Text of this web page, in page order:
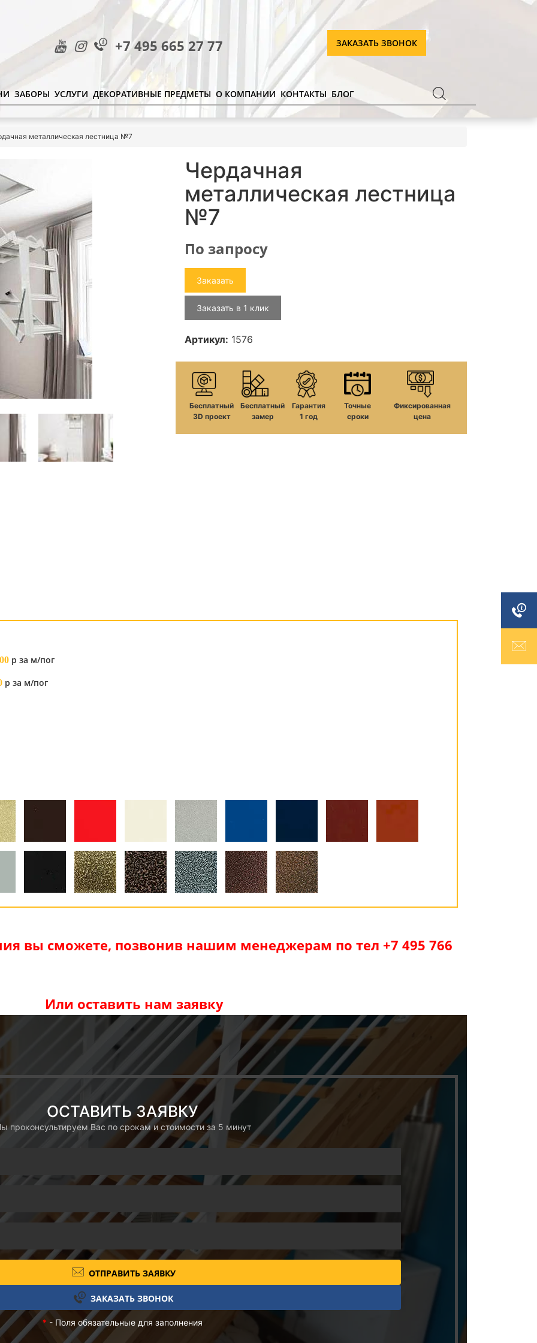
+7 495 665 27 77 ЗАКАЗАТЬ ЗВОНОК
ЗАБОРЫ УСЛУГИ ДЕКОРАТИВНЫЕ ПРЕДМЕТЫ О КОМПАНИИ КОНТАКТЫ БЛОГ
металлическая лестница №7
Чердачная
металлическая лестница
№7
По запросу
Заказать
Заказать в 1 клик
Артикул: 1576
Бесплатный
3D проект
Бесплатный
замер
Гарантия
1 год
Точные
сроки
Фиксированная
цена
р за м/пог
р за м/пог
вы сможете, позвонив нашим менеджерам по тел +7 495 766
Или оставить нам заявку
ОСТАВИТЬ ЗАЯВКУ
проконсультируем Вас по срокам и стоимости за 5 минут
ОТПРАВИТЬ ЗАЯВКУ
ЗАКАЗАТЬ ЗВОНОК
* - Поля обязательные для заполнения